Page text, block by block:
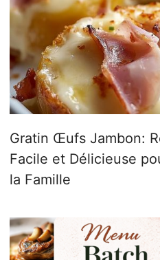
Gratin Œufs Jambon:
Facile et Délicieuse
la Famille